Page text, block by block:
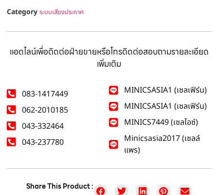
Category ระบบเสียงประกาศ
แอดไลน์เพื่อติดต่อฝ่ายขายหรือโทรติดต่อสอบถามรายละเอียด
เพิ่มเติม
083-1417449
062-2010185
043-332464
043-237780
MINICSASIA1 (เซลเฟิร์น)
MINICSASIA1 (เซลเฟิร์น)
MINICS7449 (เซลไอซ์)
Minicsasia2017 (เซลล์
แพร)
Share This Product :